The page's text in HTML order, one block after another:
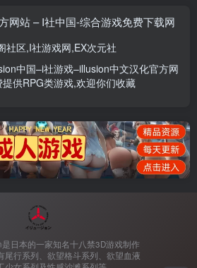
网站 – I社中国-综合游戏免费下载网
社区,I社游戏网,EX次元社
中国–i社游戏–illusion中文汉化官方网
提供RPG类游戏,欢迎你们收藏
日本的一家知名十八禁3D游戏制作
尾行系列、欲望格斗系列、欲望血液